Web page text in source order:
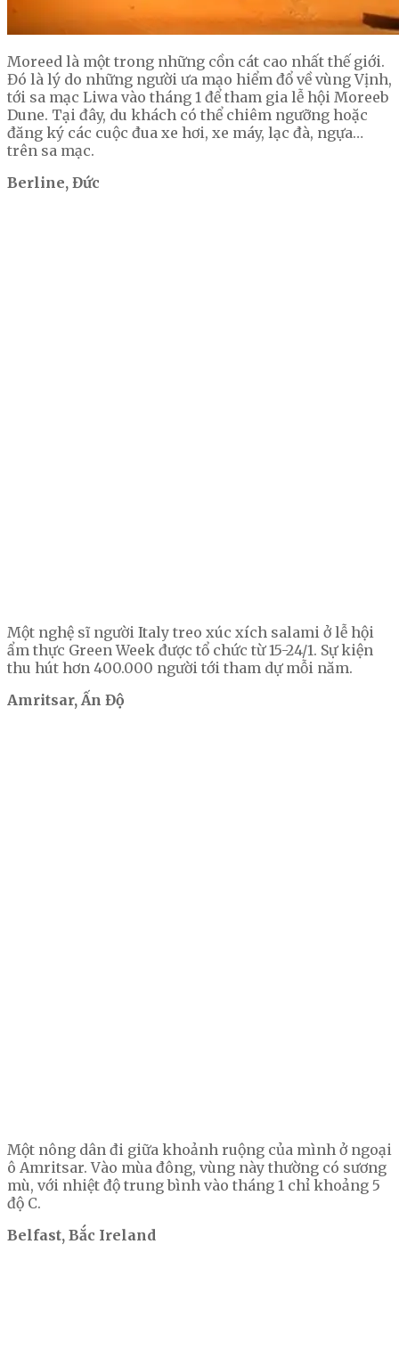
Moreed là một trong những cồn cát cao nhất thế giới.
Đó là lý do những người ưa mạo hiểm đổ về vùng Vịnh,
tới sa mạc Liwa vào tháng 1 để tham gia lễ hội Moreeb
Dune. Tại đây, du khách có thể chiêm ngưỡng hoặc
đăng ký các cuộc đua xe hơi, xe máy, lạc đà, ngựa…
trên sa mạc.
Berline, Đức
Một nghệ sĩ người Italy treo xúc xích salami ở lễ hội
ẩm thực Green Week được tổ chức từ 15-24/1. Sự kiện
thu hút hơn 400.000 người tới tham dự mỗi năm.
Amritsar, Ấn Độ
Một nông dân đi giữa khoảnh ruộng của mình ở ngoại
ô Amritsar. Vào mùa đông, vùng này thường có sương
mù, với nhiệt độ trung bình vào tháng 1 chỉ khoảng 5
độ C.
Belfast, Bắc Ireland